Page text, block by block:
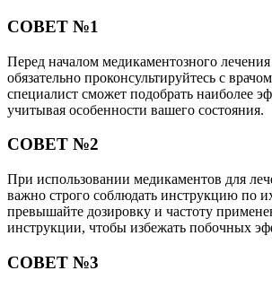
СОВЕТ №1
Перед началом медикаментозного
обязательно проконсультируйтесь с
специалист сможет подобрать наиболее
учитывая особенности вашего состояния.
СОВЕТ №2
При использовании медикаментов для
важно строго соблюдать инструкцию по
превышайте дозировку и частоту
инструкции, чтобы избежать побочных
СОВЕТ №3